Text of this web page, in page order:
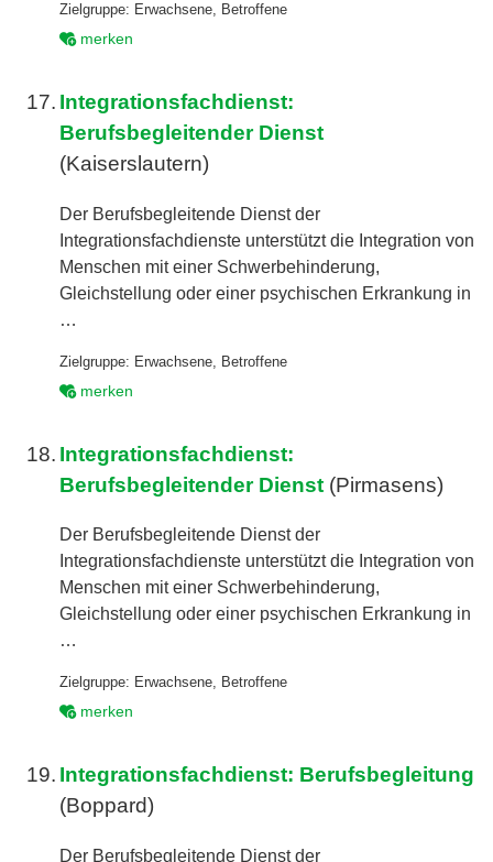
Zielgruppe: Erwachsene, Betroffene
merken
17. Integrationsfachdienst:
Berufsbegleitender Dienst
(Kaiserslautern)
Der Berufsbegleitende Dienst der
Integrationsfachdienste unterstützt die Integration von
Menschen mit einer Schwerbehinderung,
Gleichstellung oder einer psychischen Erkrankung in
…
Zielgruppe: Erwachsene Betroffene
merken
18. Integrationsfachdienst:
Berufsbegleitender Dienst (Pirmasens)
Der Berufsbegleitende Dienst der
Integrationsfachdienste unterstützt die Integration von
Menschen mit einer Schwerbehinderung,
Gleichstellung oder einer psychischen Erkrankung in
…
Zielgruppe: Erwachsene, Betroffene
merken
19. Integrationsfachdienst: Berufsbegleitung
(Boppard)
Der Berufsbegleitende Dienst der